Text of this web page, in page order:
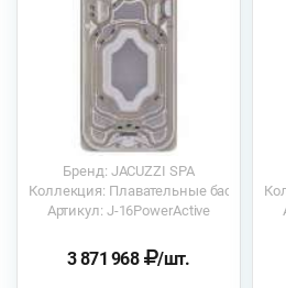
Бренд: JACUZZI SPA
Коллекция: Плавательные бассейны
Артикул: J-16PowerActive
3 871 968 /шт.